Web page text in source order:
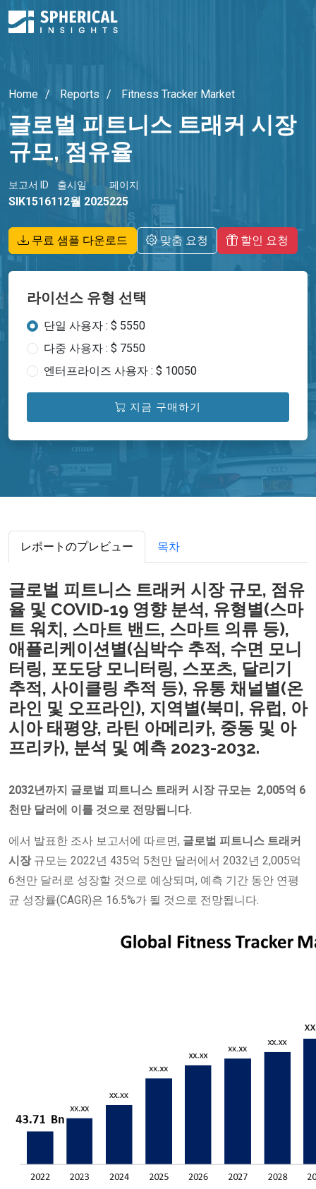
Home Reports Fitness Tracker Market
글로벌 피트니스 트래커 시장
규모, 점유율
보고서 ID
SIK15161
출시일
12월 2025
페이지
225
무료 샘플 다운로드 맞춤 요청 할인 요청
라이선스 유형 선택
단일 사용자 : $ 5550
다중 사용자 : $ 7550
엔터프라이즈 사용자 : $ 10050
지금 구매하기
レポートのプレビュー 목차
글로벌 피트니스 트래커 시장 규모, 점유
율 및 COVID-19 영향 분석, 유형별(스마
트 워치, 스마트 밴드, 스마트 의류 등),
애플리케이션별(심박수 추적, 수면 ​​모니
터링, 포도당 모니터링, 스포츠, 달리기
추적, 사이클링 추적 등), 유통 채널별(온
라인 및 오프라인), 지역별(북미, 유럽, 아
시아 태평양, 라틴 아메리카, 중동 및 아
프리카), 분석 및 예측 2023-2032.
2032년까지 글로벌 피트니스 트래커 시장 규모는 2,005억 6
천만 달러에 이를 것으로 전망됩니다.
에서 발표한 조사 보고서에 따르면, 글로벌 피트니스 트래커
시장규모는 2022년 435억 5천만 달러에서 2032년 2,005억
6천만 달러로 성장할 것으로 예상되며, 예측 기간 동안 연평
균 성장률(CAGR)은 16.5%가 될 것으로 전망됩니다.